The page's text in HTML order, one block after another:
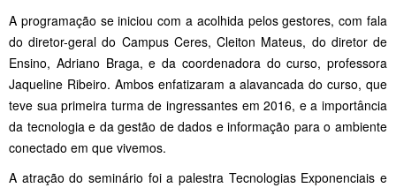
A programação se iniciou com a acolhida pelos gestores, com fala
do diretor-geral do Campus Ceres, Cleiton Mateus, do diretor de
Ensino, Adriano Braga, e da coordenadora do curso, professora
Jaqueline Ribeiro. Ambos enfatizaram a alavancada do curso, que
teve sua primeira turma de ingressantes em 2016, e a importância
da tecnologia e da gestão de dados e informação para o ambiente
conectado em que vivemos.
A atração do seminário foi a palestra Tecnologias Exponenciais e